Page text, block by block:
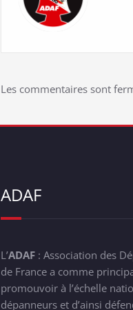
Les commentaires sont
ADAF
L’ADAF : Association des
de France a comme
promouvoir à l’échelle
dépanneurs et d’ainsi